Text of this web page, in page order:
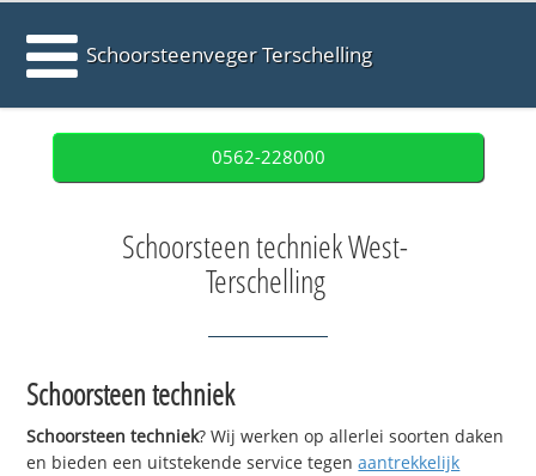
Schoorsteenveger Terschelling
0562-228000
Schoorsteen techniek West-
Terschelling
Schoorsteen techniek
Schoorsteen techniek? Wij werken op allerlei soorten daken
en bieden een uitstekende service tegenaantrekkelijk